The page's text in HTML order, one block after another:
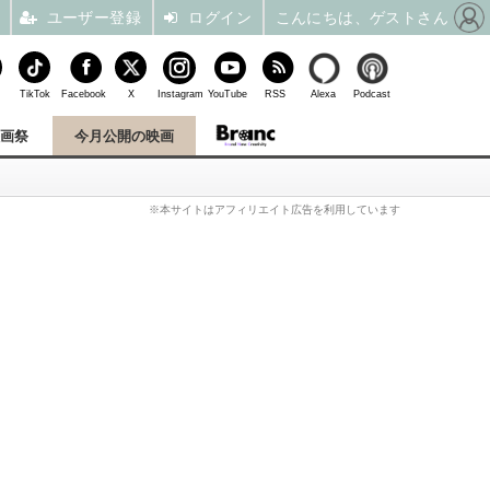
祭 今月公開の映画
※本サイトはアフィリエイト広告を利用しています
TikTok Facebook X Instagram YouTube RSS Alexa Podcast
ユーザー登録 ログイン こんにちは、ゲストさん